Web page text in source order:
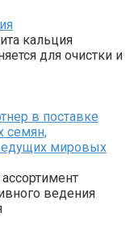
кальция
для очистки и
в поставке
семян,
мировых
ведения